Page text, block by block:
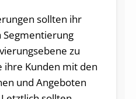
sollten ihr
Segmentierung
zu
ihre Kunden mit den
und Angeboten